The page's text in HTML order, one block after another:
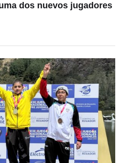
dos nuevos jugadores